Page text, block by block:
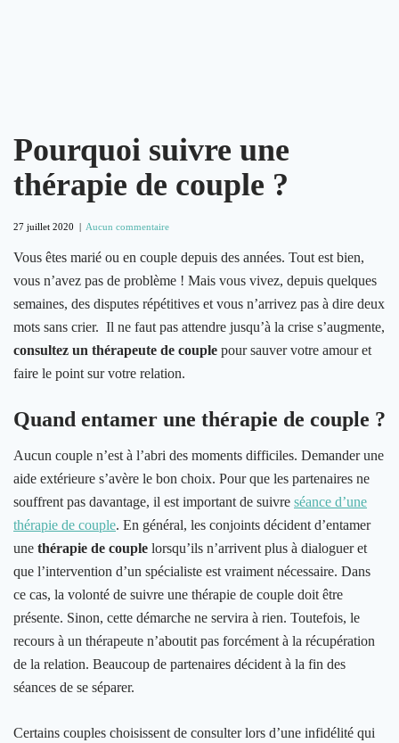
Pourquoi suivre une
thérapie de couple ?
27 juillet 2020 | Aucun commentaire
Vous êtes marié ou en couple depuis des années. Tout est bien,
vous n’avez pas de problème ! Mais vous vivez, depuis quelques
semaines, des disputes répétitives et vous n’arrivez pas à dire deux
mots sans crier. Il ne faut pas attendre jusqu’à la crise s’augmente,
consultez un thérapeute de couple pour sauver votre amour et
faire le point sur votre relation.
Quand entamer une thérapie de couple ?
Aucun couple n’est à l’abri des moments difficiles. Demander une
aide extérieure s’avère le bon choix. Pour que les partenaires ne
souffrent pas davantage, il est important de suivre séance d’une
thérapie de couple. En général, les conjoints décident d’entamer
une thérapie de couple lorsqu’ils n’arrivent plus à dialoguer et
que l’intervention d’un spécialiste est vraiment nécessaire. Dans
ce cas, la volonté de suivre une thérapie de couple doit être
présente. Sinon, cette démarche ne servira à rien. Toutefois, le
recours à un thérapeute n’aboutit pas forcément à la récupération
de la relation. Beaucoup de partenaires décident à la fin des
séances de se séparer.
Certains couples choisissent de consulter lors d’une infidélité qui